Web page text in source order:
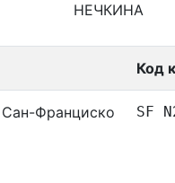
НЕЧКИНА
Код
Франциско SF